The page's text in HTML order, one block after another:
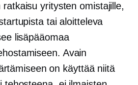
yritysten omistajille,
tai aloitteleva
lisäpääomaa
Avain
on käyttää niitä